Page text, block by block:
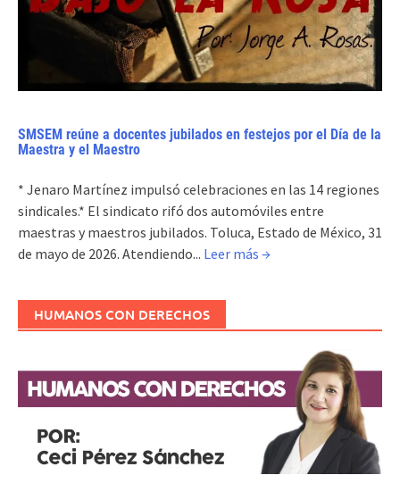
SMSEM reúne a docentes jubilados en festejos por el Día de la
Maestra y el Maestro
* Jenaro Martínez impulsó celebraciones en las 14 regiones
sindicales.* El sindicato rifó dos automóviles entre
maestras y maestros jubilados. Toluca, Estado de México, 31
de mayo de 2026. Atendiendo... Leer más →
HUMANOS CON DERECHOS